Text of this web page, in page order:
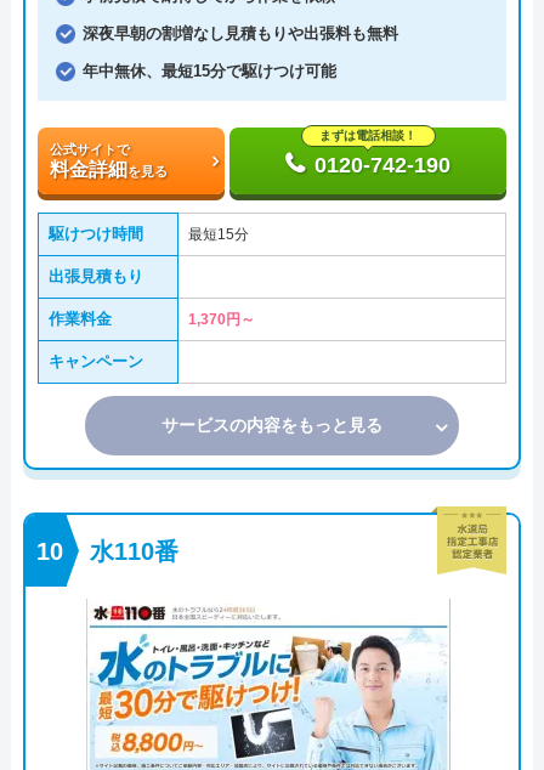
深夜早朝の割増なし見積もりや出張料も無料
年中無休、最短15分で駆けつけ可能
公式サイトで
料金詳細を見る
まずは電話相談！
0120-742-190
駆けつけ時間 最短15分
出張見積もり
作業料金 1,370円～
キャンペーン
サービスの内容をもっと見る
水110番